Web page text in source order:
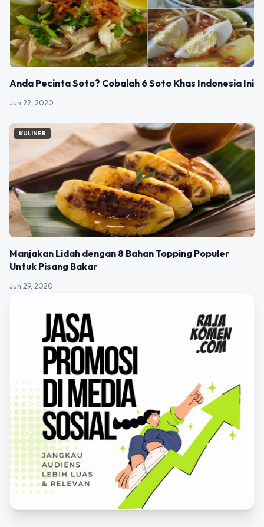
Anda Pecinta Soto? Cobalah 6 Soto Khas Indonesia Ini
Jun 22, 2020
KULINER
Manjakan Lidah dengan 8 Bahan Topping Populer
Untuk Pisang Bakar
Jun 29, 2020